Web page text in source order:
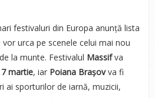
festivaluri din Europa anunță lista
urca pe scenele celui mai nou
la munte. Festivalul Massifva
martie, iar Poiana Brașovva fi
ai sporturilor de iarnă, muzicii,